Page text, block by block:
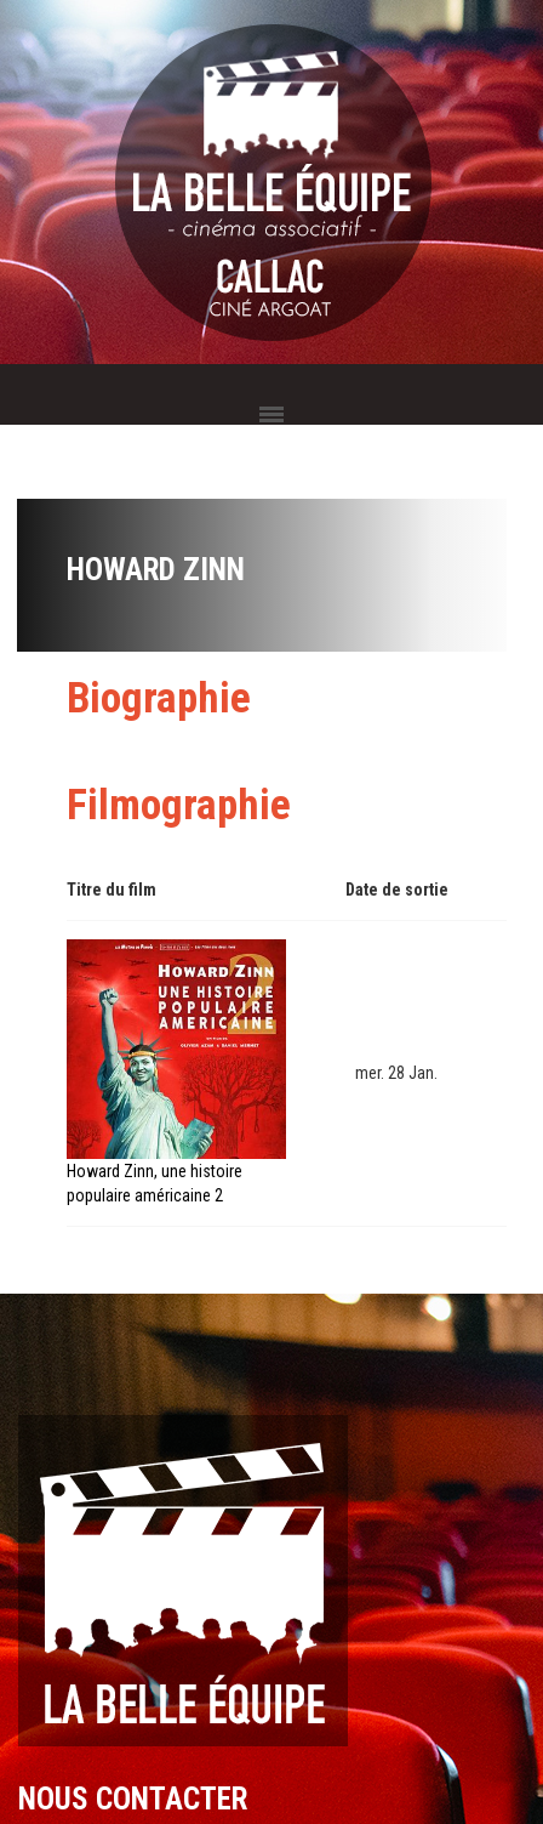
HOWARD ZINN
Biographie
Filmographie
Titre du film Date de sortie
Howard Zinn, une histoire
populaire américaine 2
mer. 28 Jan.
NOUS CONTACTER